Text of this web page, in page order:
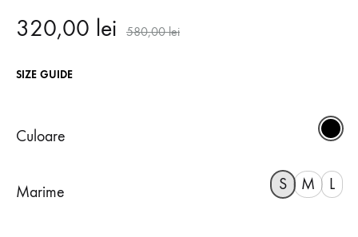
320,00 lei 580,00lei
SIZE GUIDE
Culoare
Marime S M L